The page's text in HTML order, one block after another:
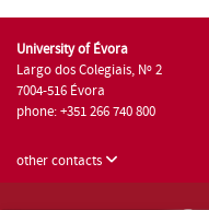
University of Évora
Largo dos Colegiais, Nº 2
7004-516 Évora
phone: +351 266 740 800
other contacts